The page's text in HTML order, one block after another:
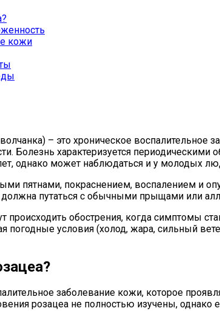
кожи
– это хроническое
Болезнь характеризуется
однако может наблюдаться и у молодых
пятнами, покраснением, воспалением и
путаться с обычными прыщами или
происходить обострения, когда симптомы
погодные условия (холод, жара, сильный
заболевание кожи, которое
розацеа не полностью изучены, однако